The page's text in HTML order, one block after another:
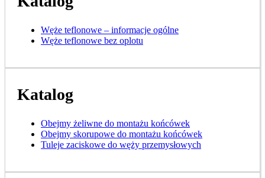
Węże teflonowe – informacje ogólne
Węże teflonowe bez oplotu
Katalog
Obejmy żeliwne do montażu końcówek
Obejmy skorupowe do montażu końcówek
Tuleje zaciskowe do węży przemysłowych